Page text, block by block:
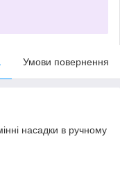
Умови повернення
насадки в ручному